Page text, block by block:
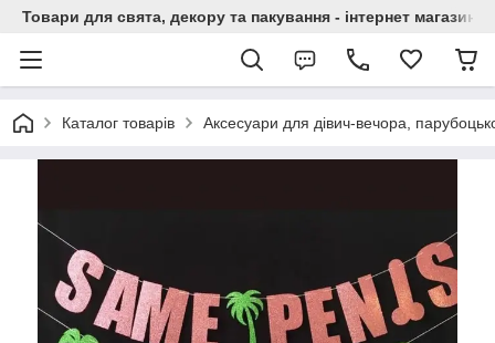
Товари для свята, декору та пакування - інтернет магазин
Каталог товарів Аксесуари для дівич-вечора,